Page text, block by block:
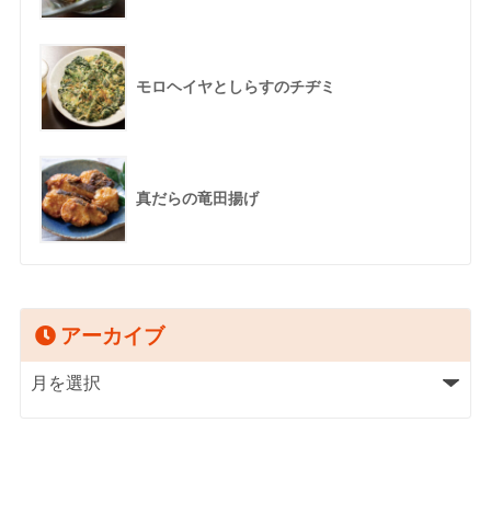
モロヘイヤとしらすのチヂミ
真だらの竜田揚げ
アーカイブ